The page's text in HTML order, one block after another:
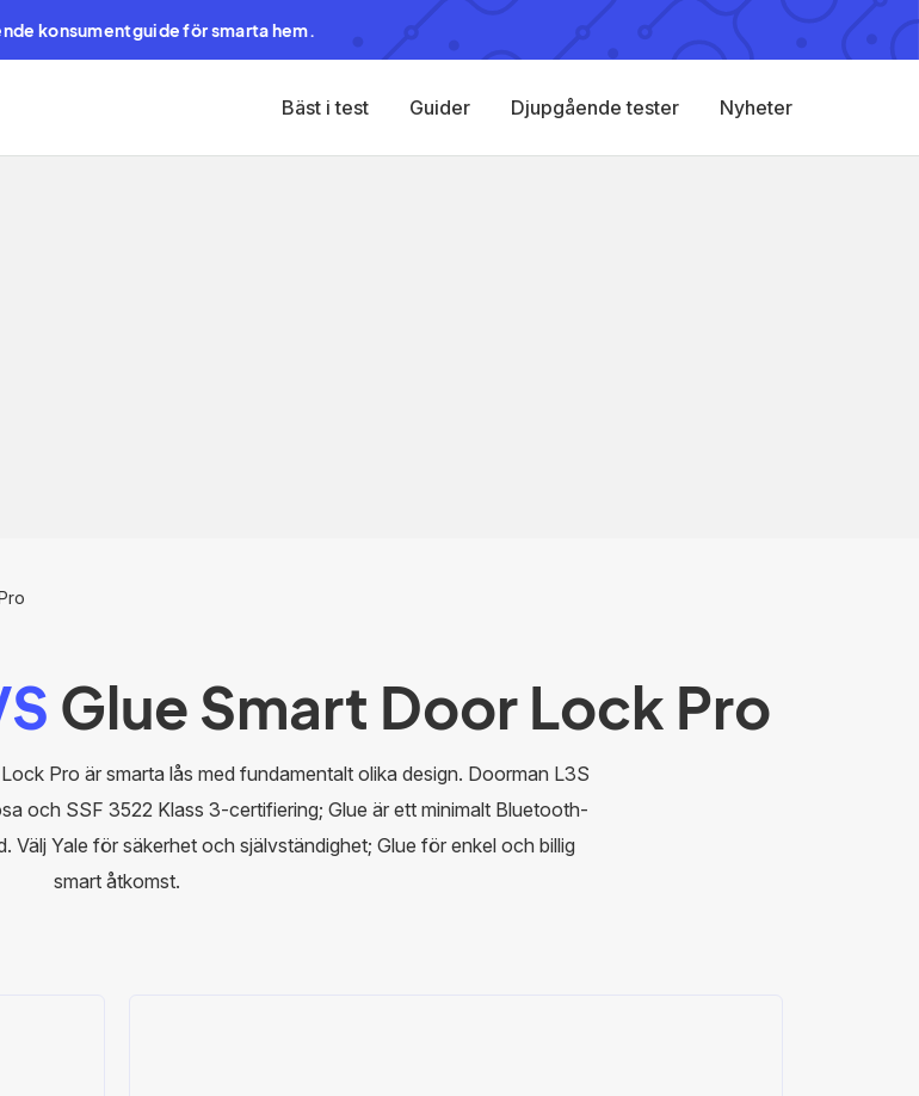
konsumentguide för smarta hem.
Bäst i test Guider Djupgående tester Nyheter
Glue Smart Door Lock Pro
Pro är smarta lås med fundamentalt olika design. Doorman L3S
och SSF 3522 Klass 3-certifiering; Glue är ett minimalt Bluetooth-
Välj Yale för säkerhet och självständighet; Glue för enkel och billig
smart åtkomst.